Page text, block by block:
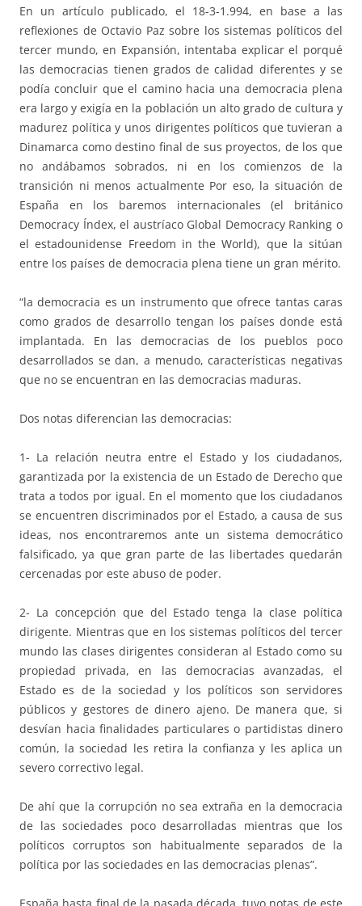
En un artículo publicado, el 18-3-1.994, en base a las
reflexiones de Octavio Paz sobre los sistemas políticos del
tercer mundo, en Expansión, intentaba explicar el porqué
las democracias tienen grados de calidad diferentes y se
podía concluir que el camino hacia una democracia plena
era largo y exigía en la población un alto grado de cultura y
madurez política y unos dirigentes políticos que tuvieran a
Dinamarca como destino final de sus proyectos, de los que
no andábamos sobrados, ni en los comienzos de la
transición ni menos actualmente Por eso, la situación de
España en los baremos internacionales (el británico
Democracy Índex, el austríaco Global Democracy Ranking o
el estadounidense Freedom in the World), que la sitúan
entre los países de democracia plena tiene un gran mérito.
“la democracia es un instrumento que ofrece tantas caras
como grados de desarrollo tengan los países donde está
implantada. En las democracias de los pueblos poco
desarrollados se dan, a menudo, características negativas
que no se encuentran en las democracias maduras.
Dos notas diferencian las democracias:
1- La relación neutra entre el Estado y los ciudadanos,
garantizada por la existencia de un Estado de Derecho que
trata a todos por igual. En el momento que los ciudadanos
se encuentren discriminados por el Estado, a causa de sus
ideas, nos encontraremos ante un sistema democrático
falsificado, ya que gran parte de las libertades quedarán
cercenadas por este abuso de poder.
2- La concepción que del Estado tenga la clase política
dirigente. Mientras que en los sistemas políticos del tercer
mundo las clases dirigentes consideran al Estado como su
propiedad privada, en las democracias avanzadas, el
Estado es de la sociedad y los políticos son servidores
públicos y gestores de dinero ajeno. De manera que, si
desvían hacia finalidades particulares o partidistas dinero
común, la sociedad les retira la confianza y les aplica un
severo correctivo legal.
De ahí que la corrupción no sea extraña en la democracia
de las sociedades poco desarrolladas mientras que los
políticos corruptos son habitualmente separados de la
política por las sociedades en las democracias plenas”.